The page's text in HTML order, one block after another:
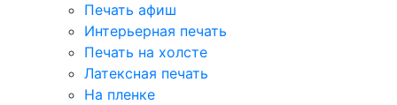
Печать афиш
Интерьерная печать
Печать на холсте
Латексная печать
На пленке